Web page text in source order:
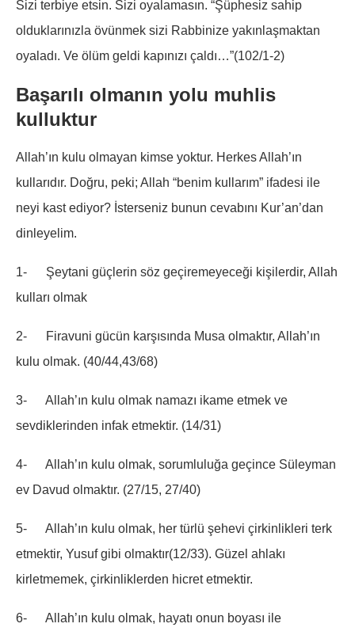
Sizi terbiye etsin. Sizi oyalamasın. “Şüphesiz sahip
olduklarınızla övünmek sizi Rabbinize yakınlaşmaktan
oyaladı. Ve ölüm geldi kapınızı çaldı…”(102/1-2)
Başarılı olmanın yolu muhlis
kulluktur
Allah’ın kulu olmayan kimse yoktur. Herkes Allah’ın
kullarıdır. Doğru, peki; Allah “benim kullarım” ifadesi ile
neyi kast ediyor? İsterseniz bunun cevabını Kur’an’dan
dinleyelim.
1- Şeytani güçlerin söz geçiremeyeceği kişilerdir, Allah
kulları olmak
2- Firavuni gücün karşısında Musa olmaktır, Allah’ın
kulu olmak. (40/44,43/68)
3- Allah’ın kulu olmak namazı ikame etmek ve
sevdiklerinden infak etmektir. (14/31)
4- Allah’ın kulu olmak, sorumluluğa geçince Süleyman
ev Davud olmaktır. (27/15, 27/40)
5- Allah’ın kulu olmak, her türlü şehevi çirkinlikleri terk
etmektir, Yusuf gibi olmaktır(12/33). Güzel ahlakı
kirletmemek, çirkinliklerden hicret etmektir.
6- Allah’ın kulu olmak, hayatı onun boyası ile